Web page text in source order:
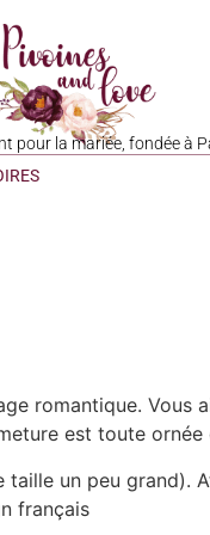
pour la mariée, fondée à
romantique. Vous
est toute
un peu grand).
français